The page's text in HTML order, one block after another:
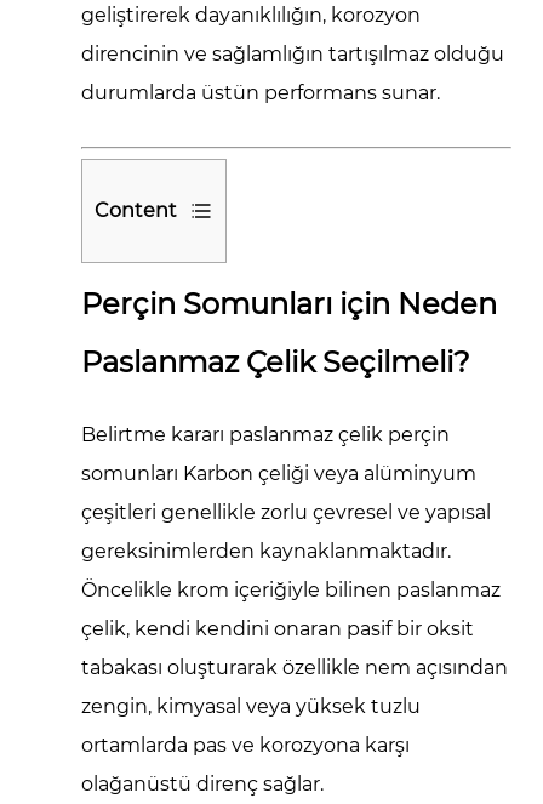
geliştirerek dayanıklılığın, korozyon
direncinin ve sağlamlığın tartışılmaz olduğu
durumlarda üstün performans sunar.
Content
1
Perçin
için
Paslanmaz
2
Teknik
Fonksiyon
ve
Kurulum
2.1
Yaygın
Paslanmaz
Çelik
Perçin Somunları için Neden
Paslanmaz Çelik Seçilmeli?
Belirtme kararı paslanmaz çelik perçin
somunları Karbon çeliği veya alüminyum
çeşitleri genellikle zorlu çevresel ve yapısal
gereksinimlerden kaynaklanmaktadır.
Öncelikle krom içeriğiyle bilinen paslanmaz
çelik, kendi kendini onaran pasif bir oksit
tabakası oluşturarak özellikle nem açısından
zengin, kimyasal veya yüksek tuzlu
ortamlarda pas ve korozyona karşı
olağanüstü direnç sağlar.